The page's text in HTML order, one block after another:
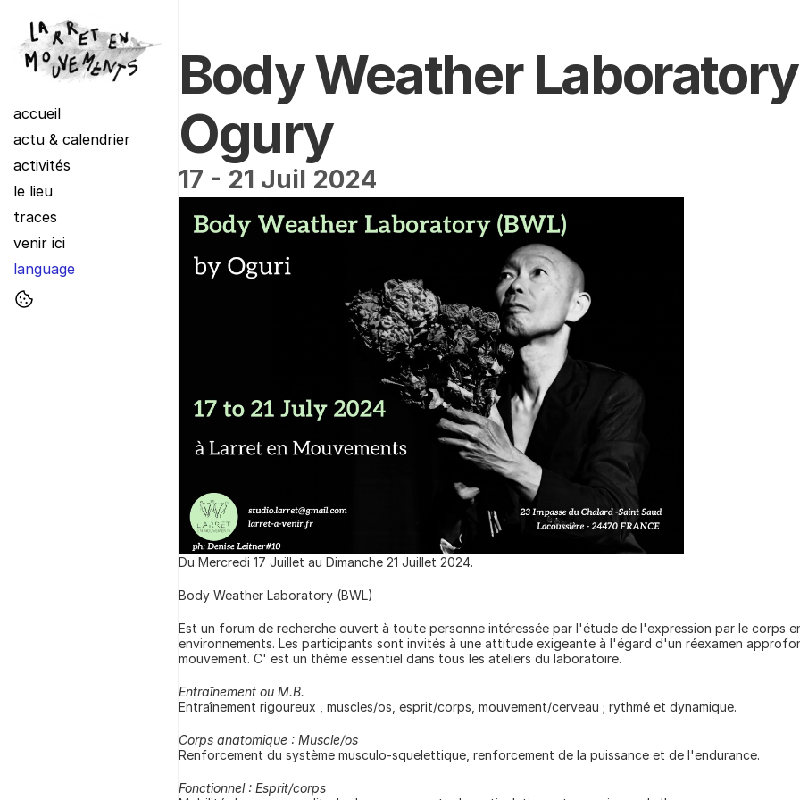
accueil
actu & calendrier
activités
le lieu
traces
venir ici
language
Body Weather
Ogury
17 - 21 Juil 2024
Du Mercredi 17 Juillet au Dimanche 21 Juillet 2024.
Body Weather Laboratory (BWL)
Est un forum de recherche ouvert à toute personne intéressée par l'étude de l'expression par le corps
environnements. Les participants sont invités à une attitude exigeante à l'égard d'un réexamen
mouvement. C' est un thème essentiel dans tous les ateliers du laboratoire.
Entraînement ou M.B.
Entraînement rigoureux , muscles/os, esprit/corps, mouvement/cerveau ; rythmé et dynamique.
Corps anatomique : Muscle/os
Renforcement du système musculo-squelettique, renforcement de la puissance et de l'endurance.
Fonctionnel : Esprit/corps